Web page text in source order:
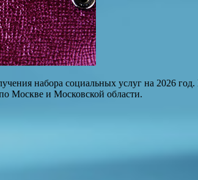
набора социальных услуг на 2026
Москве и Московской области.